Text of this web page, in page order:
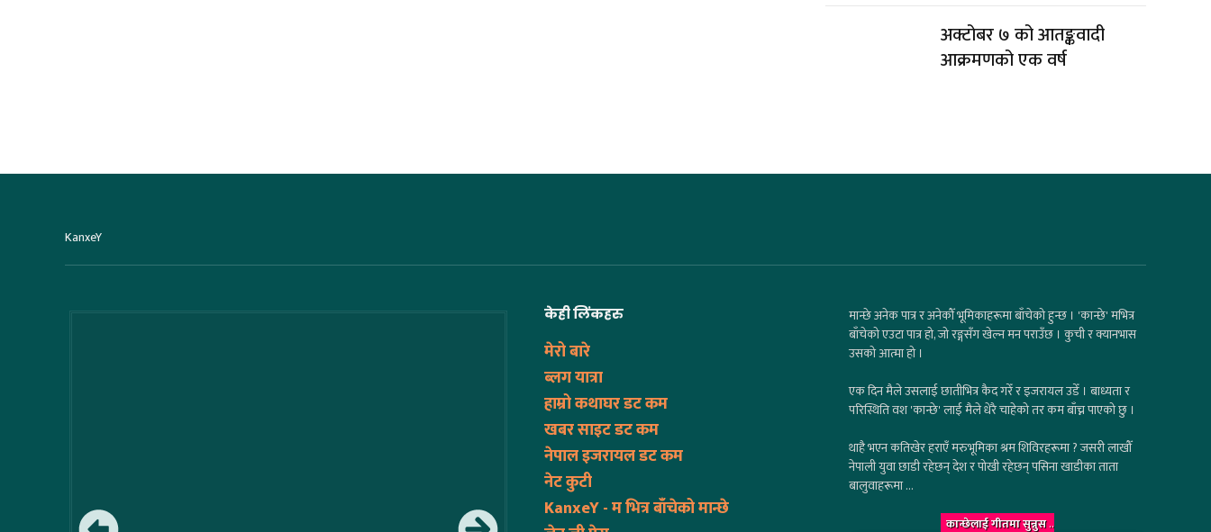
अक्टोबर ७ को आतङ्कवादी
आक्रमणको एक वर्ष
KanxeY
केही लिंकहरु
मेरो बारे
ब्लग यात्रा
हाम्रो कथाघर डट कम
खबर साइट डट कम
नेपाल इजरायल डट कम
नेट कुटी
KanxeY - म भित्र बाँचेको मान्छे
मान्छे अनेक पात्र र अनेकौँ भूमिकाहरूमा बाँचेको हुन्छ । 'कान्छे' मभित्र
बाँचेको एउटा पात्र हो, जो रङ्गसँग खेल्न मन पराउँछ । कुची र क्यानभास
उसको आत्मा हो ।
एक दिन मैले उसलाई छातीभित्र कैद गरेँ र इजरायल उडेँ । बाध्यता र
परिस्थिति वश 'कान्छे' लाई मैले धेरै चाहेको तर कम बाँच्न पाएको छु ।
थाहै भएन कतिखेर हराएँ मरुभूमिका श्रम शिविरहरूमा ? जसरी लाखौँ
नेपाली युवा छाडी रहेछन् देश र पोखी रहेछन् पसिना खाडीका ताता
बालुवाहरूमा ...
कान्छेलाई गीतमा सुन्नुस..